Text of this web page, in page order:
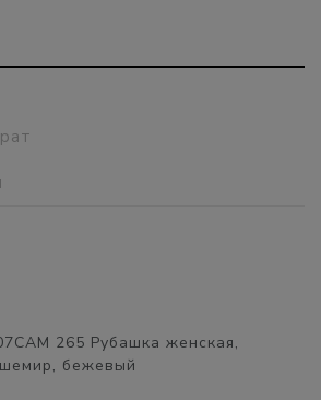
265 Рубашка женская,
бежевый